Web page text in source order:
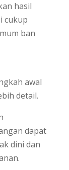
hasil
cukup
ban
awal
detail.
dapat
dini dan